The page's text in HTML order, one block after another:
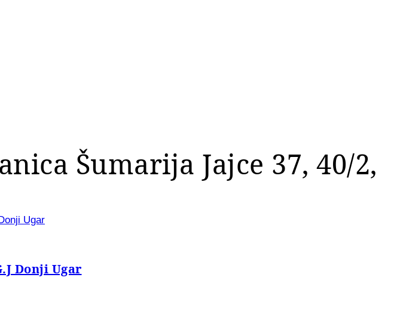
Šumarija Jajce 37, 40/2,
Ugar
Donji Ugar